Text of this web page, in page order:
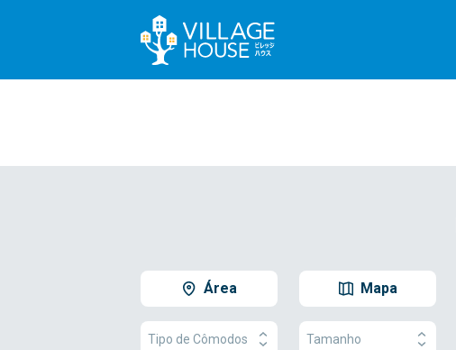
Área Mapa
Tipo de Cômodos Tamanho